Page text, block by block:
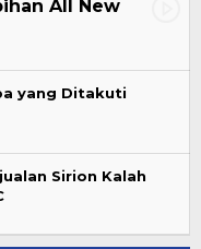
All New
yang Ditakuti
Sirion Kalah
Hasil
Wabup Te…